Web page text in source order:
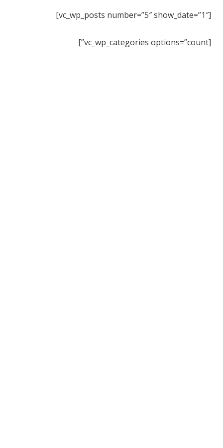
[vc_wp_posts number=”5″ show_date=”1″]
[vc_wp_categories options=”count”]